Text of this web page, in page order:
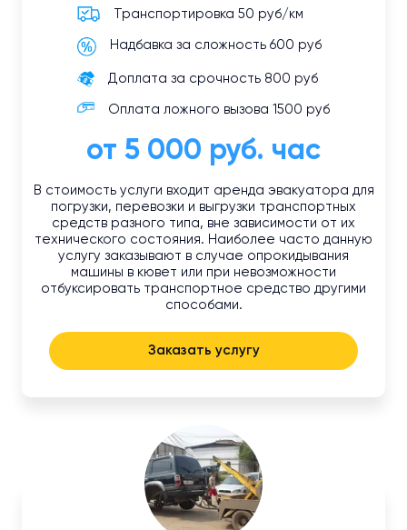
Транспортировка 50 руб/км
Надбавка за сложность 600 руб
Доплата за срочность 800 руб
Оплата ложного вызова 1500 руб
от 5 000 руб. час
В стоимость услуги входит аренда эвакуатора для
погрузки, перевозки и выгрузки транспортных
средств разного типа, вне зависимости от их
технического состояния. Наиболее часто данную
услугу заказывают в случае опрокидывания
машины в кювет или при невозможности
отбуксировать транспортное средство другими
способами.
Заказать услугу